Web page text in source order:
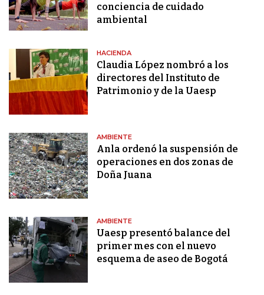
conciencia de cuidado
ambiental
HACIENDA
Claudia López nombró a los
directores del Instituto de
Patrimonio y de la Uaesp
AMBIENTE
Anla ordenó la suspensión de
operaciones en dos zonas de
Doña Juana
AMBIENTE
Uaesp presentó balance del
primer mes con el nuevo
esquema de aseo de Bogotá